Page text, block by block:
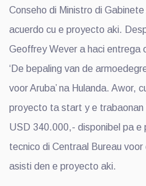
Conseho di Ministro di
acuerdo cu e proyecto aki.
Geoffrey Wever a haci entrega
‘De bepaling van de
voor Aruba’ na Hulanda. Awor,
proyecto ta start y e trabaonan
USD 340.000,- disponibel pa e
tecnico di Centraal Bureau
asisti den e proyecto aki.